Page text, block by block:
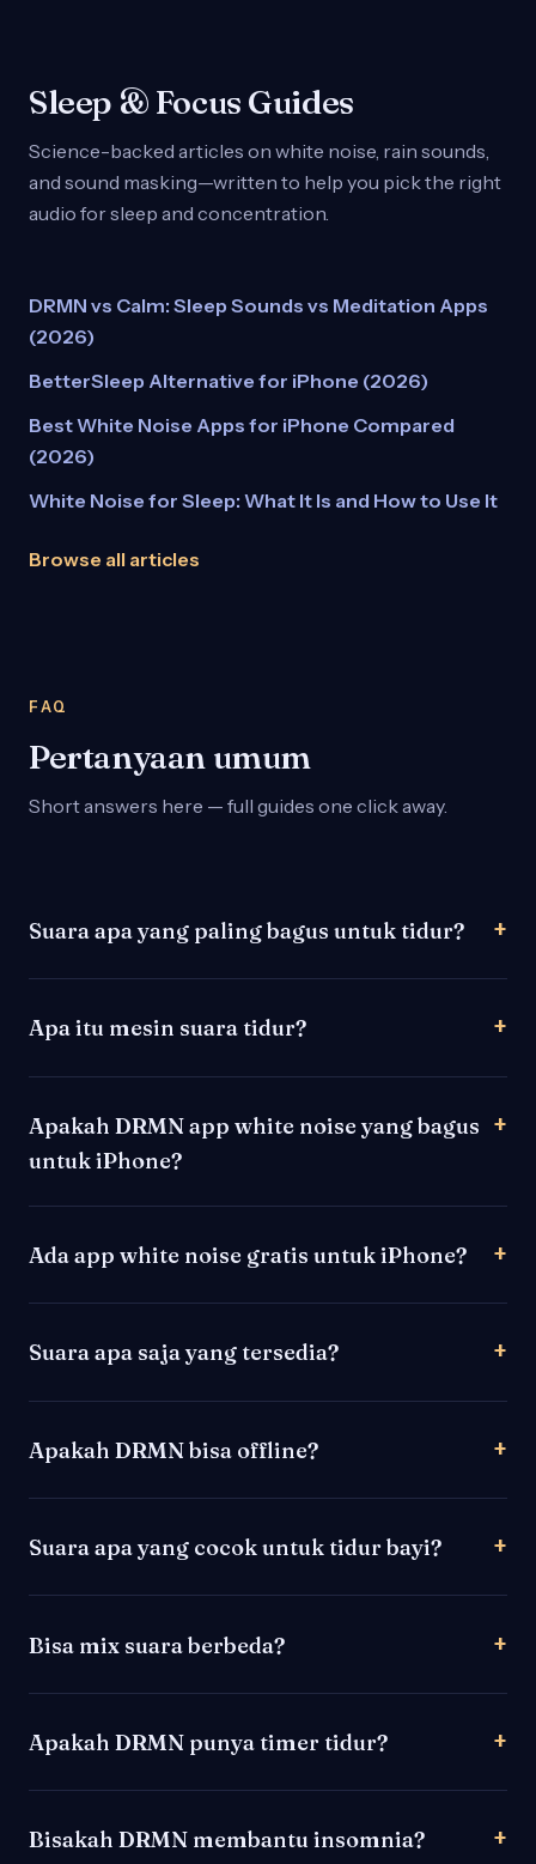
Sleep & Focus Guides
Science-backed articles on white noise, rain sounds,
and sound masking—written to help you pick the right
audio for sleep and concentration.
DRMN vs Calm: Sleep Sounds vs Meditation Apps
(2026)
BetterSleep Alternative for iPhone (2026)
Best White Noise Apps for iPhone Compared
(2026)
White Noise for Sleep: What It Is and How to Use It
Browse all articles
FAQ
Pertanyaan umum
Short answers here — full guides one click away.
Suara apa yang paling bagus untuk tidur?
Apa itu mesin suara tidur?
Apakah DRMN app white noise yang bagus
untuk iPhone?
Ada app white noise gratis untuk iPhone?
Suara apa saja yang tersedia?
Apakah DRMN bisa offline?
Suara apa yang cocok untuk tidur bayi?
Bisa mix suara berbeda?
Apakah DRMN punya timer tidur?
Bisakah DRMN membantu insomnia?